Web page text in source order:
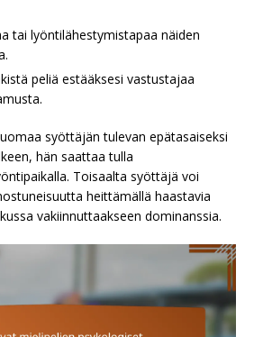
tai lyöntilähestymistapaa näiden
peliä estääksesi vastustajaa
syöttäjän tulevan epätasaiseksi
hän saattaa tulla
Toisaalta syöttäjä voi
heittämällä haastavia
vakiinnuttaakseen dominanssia.